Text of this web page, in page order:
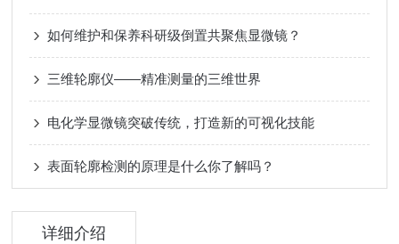
如何维护和保养科研级倒置共聚焦显微镜？
三维轮廓仪——精准测量的三维世界
电化学显微镜突破传统，打造新的可视化技能
表面轮廓检测的原理是什么你了解吗？
详细介绍